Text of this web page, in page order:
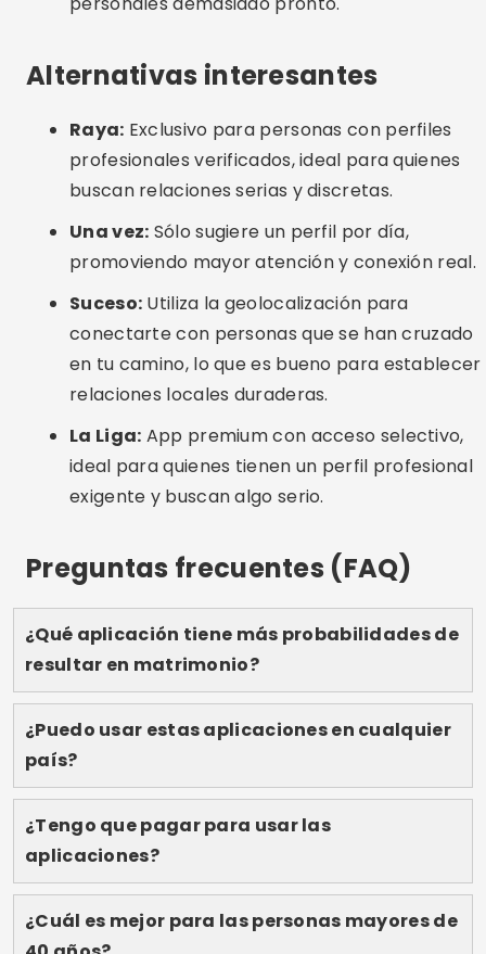
conectarte con personas que se han cruzado
en tu camino, lo que es bueno para establecer
relaciones locales duraderas.
La Liga:App premium con acceso selectivo,
ideal para quienes tienen un perfil profesional
exigente y buscan algo serio.
Preguntas frecuentes (FAQ)
¿Qué aplicación tiene más probabilidades de
resultar en matrimonio?
¿Puedo usar estas aplicaciones en cualquier
país?
¿Tengo que pagar para usar las
aplicaciones?
¿Cuál es mejor para las personas mayores de
¿Cómo puedo aumentar mis posibilidades de
éxito en las aplicaciones?
Conclusión
Encontrar una relación seria puede parecer
difícil, pero con las apps adecuadas y un